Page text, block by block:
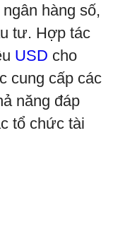
hàng số,
tư. Hợp tác
USD cho
cung cấp các
năng đáp
tổ chức tài